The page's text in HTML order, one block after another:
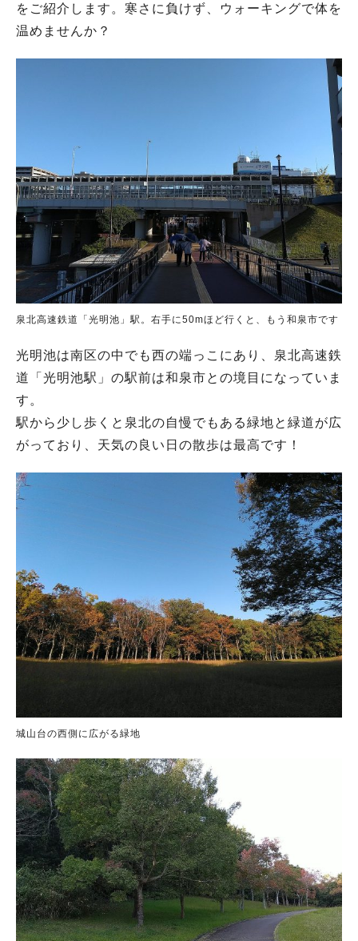
をご紹介します。寒さに負けず、ウォーキングで体を
温めませんか？
泉北高速鉄道「光明池」駅。右手に50mほど行くと、もう和泉市です
光明池は南区の中でも西の端っこにあり、泉北高速鉄
道「光明池駅」の駅前は和泉市との境目になっていま
す。
駅から少し歩くと泉北の自慢でもある緑地と緑道が広
がっており、天気の良い日の散歩は最高です！
城山台の西側に広がる緑地